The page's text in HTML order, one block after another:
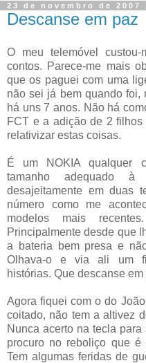
23 de novembro de 2007
Descanse em paz
O meu telemóvel custou-
contos. Parece-me mais
que os paguei com uma
não sei já bem quando foi,
há uns 7 anos. Não há
FCT e a adição de 2
relativizar estas coisas.
É um NOKIA qualquer
tamanho adequado
desajeitamente em duas
número como me
modelos mais
Principalmente desde que
a bateria bem presa e
Olhava-o e via ali um
histórias. Que descanse em
Agora fiquei com o do
coitado, não tem a altivez
Nunca acerto na tecla
procuro no reboliço que é
Tem algumas feridas de